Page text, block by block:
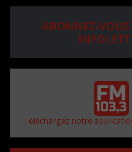
ABONNEZ-
Téléchargez notre